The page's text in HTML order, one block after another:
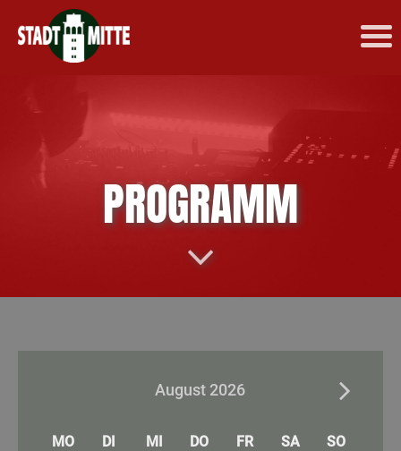
PROGRAMM
August 2026
MO DI MI DO FR SA SO